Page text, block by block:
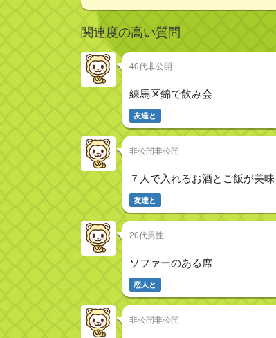
関連度の高い質問
40代非公開
練馬区錦で飲み会
友達と
非公開非公開
７人で入れるお酒とご飯が美
友達と
20代男性
ソファーのある席
恋人と
非公開非公開